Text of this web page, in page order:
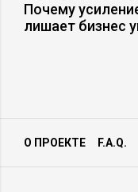
Почему
лишает бизнес
О ПРОЕКТЕ F.A.Q.